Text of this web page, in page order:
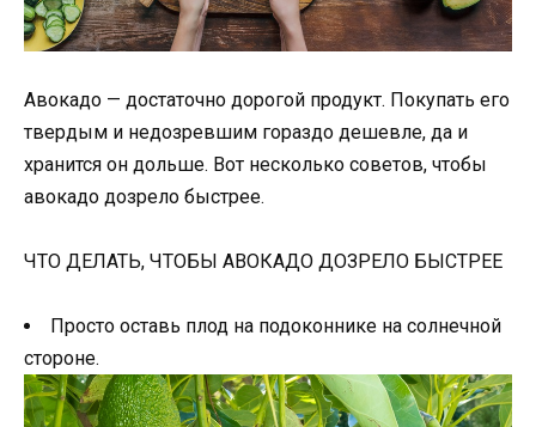
Авокадо — достаточно дорогой продукт. Покупать его
твердым и недозревшим гораздо дешевле, да и
хранится он дольше. Вот несколько советов, чтобы
авокадо дозрело быстрее.
ЧТО ДЕЛАТЬ, ЧТОБЫ АВОКАДО ДОЗРЕЛО БЫСТРЕЕ
Просто оставь плод на подоконнике на солнечной
стороне.